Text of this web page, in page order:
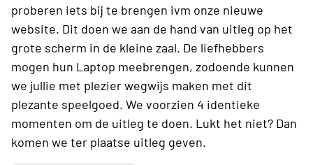
proberen iets bij te brengen ivm onze nieuwe
website. Dit doen we aan de hand van uitleg op het
grote scherm in de kleine zaal. De liefhebbers
mogen hun Laptop meebrengen, zodoende kunnen
we jullie met plezier wegwijs maken met dit
plezante speelgoed. We voorzien 4 identieke
momenten om de uitleg te doen. Lukt het niet? Dan
komen we ter plaatse uitleg geven.